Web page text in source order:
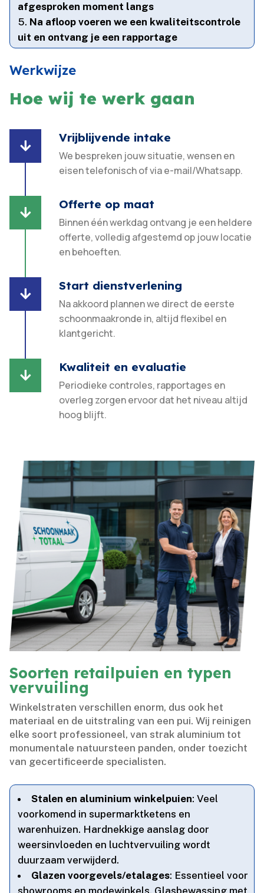
afgesproken moment langs
Na afloop voeren we een kwaliteitscontrole
uit en ontvang je een rapportage
Werkwijze
Hoe wij te werk gaan

Vrijblijvende intake
We bespreken jouw situatie, wensen en
eisen telefonisch of via e-mail/Whatsapp.

Offerte op maat
Binnen één werkdag ontvang je een heldere
offerte, volledig afgestemd op jouw locatie
en behoeften.​

Start dienstverlening
Na akkoord plannen we direct de eerste
schoonmaakronde in, altijd flexibel en
klantgericht.​

Kwaliteit en evaluatie
Periodieke controles, rapportages en
overleg zorgen ervoor dat het niveau altijd
hoog blijft.​
Soorten retailpuien en typen
vervuiling
Winkelstraten verschillen enorm, dus ook het
materiaal en de uitstraling van een pui.​ Wij reinigen
elke soort professioneel, van strak aluminium tot
monumentale natuursteen panden, onder toezicht
van gecertificeerde specialisten.​
Stalen en aluminium winkelpuien: Veel
voorkomend in supermarktketens en
warenhuizen.​ Hardnekkige aanslag door
weersinvloeden en luchtvervuiling wordt
duurzaam verwijderd.​
Glazen voorgevels/etalages: Essentieel voor